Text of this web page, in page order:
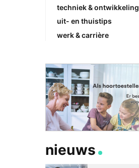
techniek & ontwikkeling
uit- en thuistips
werk & carrière
nieuws